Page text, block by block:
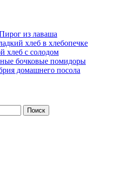
из лаваша
хлеб в хлебопечке
хлеб с солодом
бочковые помидоры
домашнего посола